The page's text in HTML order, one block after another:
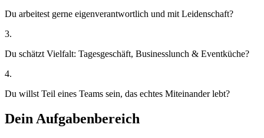
Du arbeitest gerne eigenverantwortlich und mit Leidenschaft?
3.
Du schätzt Vielfalt: Tagesgeschäft, Businesslunch & Eventküche?
4.
Du willst Teil eines Teams sein, das echtes Miteinander lebt?
Dein Aufgabenbereich